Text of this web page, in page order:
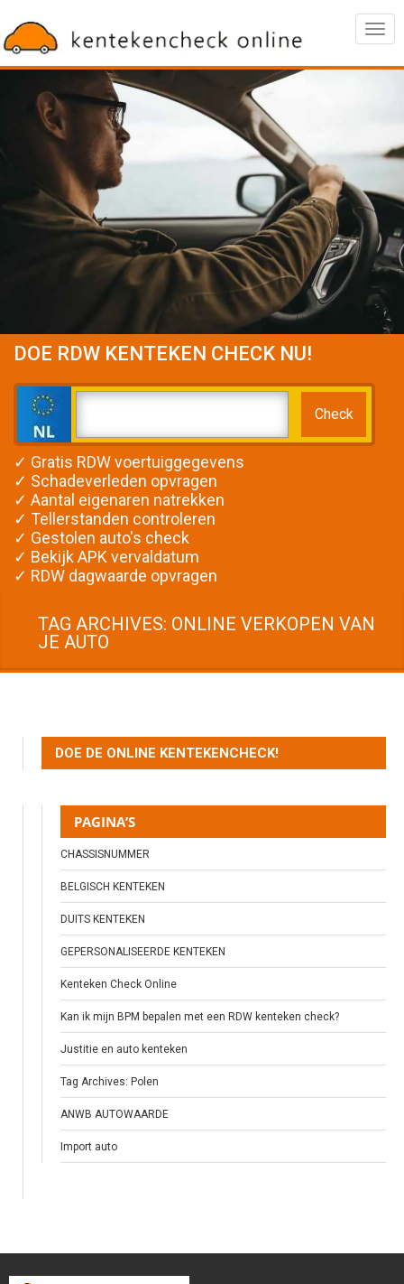
DOE RDW KENTEKEN CHECK NU!
✓ Gratis RDW voertuiggegevens
✓ Schadeverleden opvragen
✓ Aantal eigenaren natrekken
✓ Tellerstanden controleren
✓ Gestolen auto's check
✓ Bekijk APK vervaldatum
✓ RDW dagwaarde opvragen
TAG ARCHIVES: ONLINE VERKOPEN VAN
JE AUTO
DOE DE ONLINE KENTEKENCHECK!
PAGINA’S
CHASSISNUMMER
BELGISCH KENTEKEN
DUITS KENTEKEN
GEPERSONALISEERDE KENTEKEN
Kenteken Check Online
Kan ik mijn BPM bepalen met een RDW kenteken check?
Justitie en auto kenteken
Tag Archives: Polen
ANWB AUTOWAARDE
Import auto